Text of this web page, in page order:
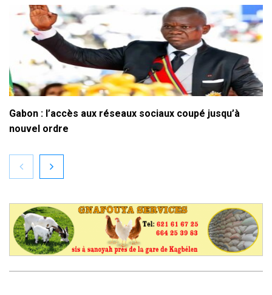
Gabon : l’accès aux réseaux sociaux coupé jusqu’à
nouvel ordre